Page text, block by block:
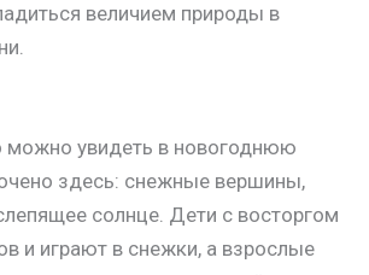
величием природы в
можно увидеть в новогоднюю
здесь: снежные вершины,
солнце. Дети с восторгом
и играют в снежки, а взрослые